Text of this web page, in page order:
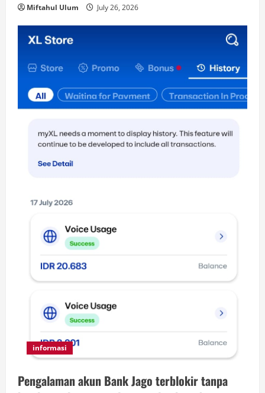
Miftahul Ulum July 26, 2026
informasi
Pengalaman akun Bank Jago terblokir tanpa